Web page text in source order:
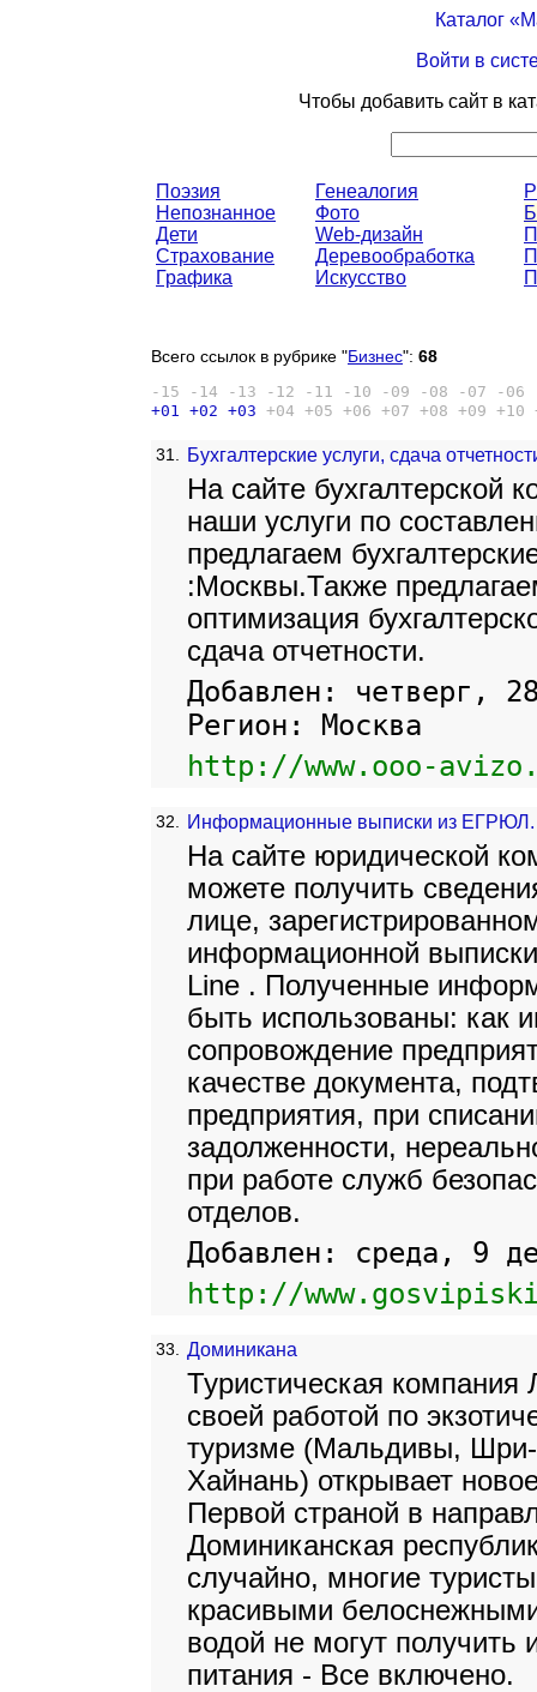
Каталог
Войти в
Чтобы добавить сайт в
Поэзия
Непознанное
Дети
Страхование
Графика
Генеалогия
Фото
Web-дизайн
Деревообработка
Искусство
Всего ссылок в рубрике "Бизнес": 68
-15 -14 -13 -12 -11 -10 -09 -08 -07 -06
+01 +02 +03 +04 +05 +06 +07 +08 +09 +10
31. Бухгалтерские услуги, сдача
На сайте бухгалтерской
наши услуги по
предлагаем
:Москвы.Также
оптимизация
сдача отчетности.
Добавлен: четверг,
Регион: Москва
http://www.ooo-
32. Информационные выписки из ЕГРЮЛ.
На сайте юридической
можете получить
лице,
информационной
Line . Полученные
быть использованы: как
сопровождение
качестве документа,
предприятия, при
задолженности,
при работе служб
отделов.
Добавлен: среда, 9
http://
33. Доминикана
Туристическая компания
своей работой по
туризме (Мальдивы,
Хайнань) открывает
Первой страной в
Доминиканская
случайно, многие
красивыми
водой не могут
питания - Все включено.